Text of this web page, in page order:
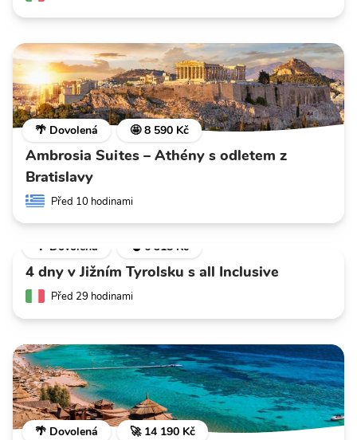
🌴 Dovolená 🤩 8 590 Kč
Ambrosia Suites – Athény s odletem z
Bratislavy
Před 10 hodinami
🌴 Dovolená 💣 6 318 Kč
4 dny v Jižním Tyrolsku s all Inclusive
Před 29 hodinami
🌴 Dovolená 🚀 14 190 Kč